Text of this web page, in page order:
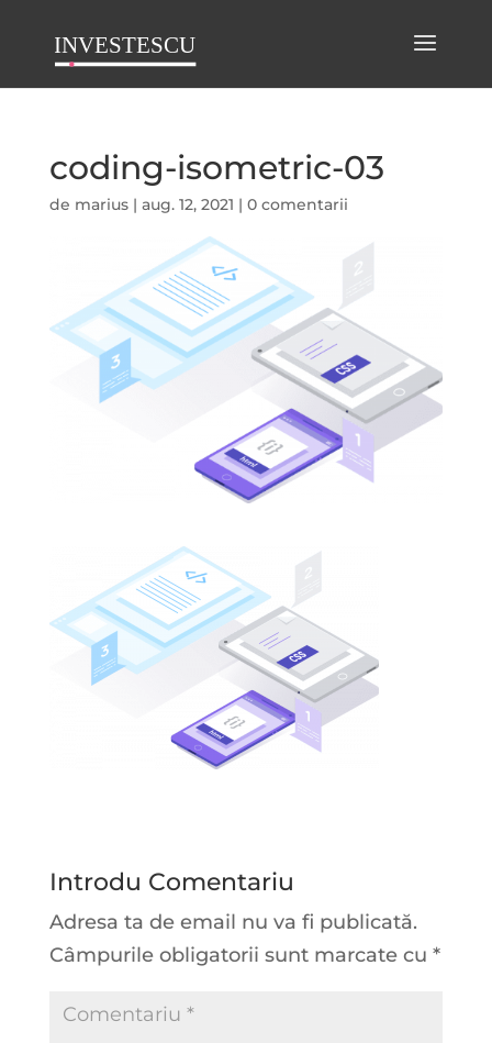
coding-isometric-03
de marius| aug. 12, 2021 | 0 comentarii
Introdu Comentariu
Adresa ta de email nu va fi publicată.
Câmpurile obligatorii sunt marcate cu *